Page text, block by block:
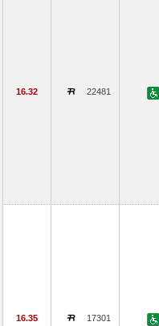
16.32 22481
16.35 17301